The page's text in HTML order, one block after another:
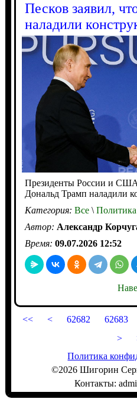
Песков заявил,
наладили
Президенты России и
Дональд Трамп наладили
Категория: Все\Политика
Автор: Александр
Время: 09.07.2026 12:52
<< < 62682 62683
>
Политика
©2026 Шигорин
Контакты: